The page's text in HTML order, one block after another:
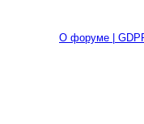
О форуме |